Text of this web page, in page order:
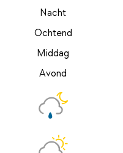
Nacht
Ochtend
Middag
Avond